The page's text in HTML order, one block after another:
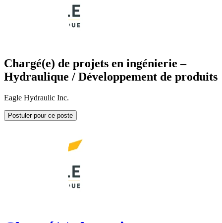
Chargé(e) de projets en ingénierie –
Hydraulique / Développement de produits
Eagle Hydraulic Inc.
Postuler pour ce poste